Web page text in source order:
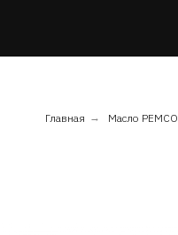
Главная → Масло PEMCO